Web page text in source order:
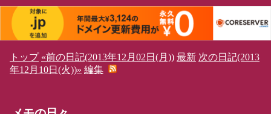
トップ «前の日記(2013年12月02日(月)) 最新 次の日記(2013
年12月10日(火))» 編集